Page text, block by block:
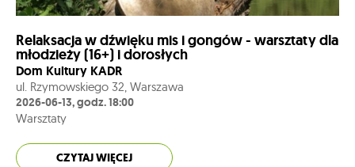
Relaksacja w dźwięku mis i gongów - warsztaty dla
młodzieży (16+) i dorosłych
Dom Kultury KADR
ul. Rzymowskiego 32, Warszawa
2026-06-13, godz. 18:00
Warsztaty
CZYTAJ WIĘCEJ